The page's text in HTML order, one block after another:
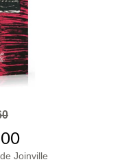
Joinville